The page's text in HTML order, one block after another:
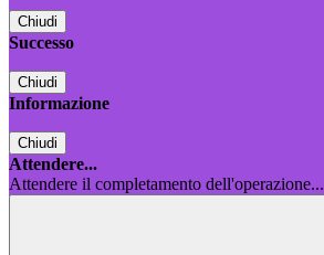
Chiudi
Successo
Chiudi
Informazione
Chiudi
Attendere...
Attendere il completamento dell'operazione...